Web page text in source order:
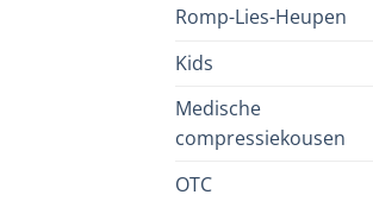
Romp-Lies-Heupen
Kids
Medische
compressiekousen
OTC